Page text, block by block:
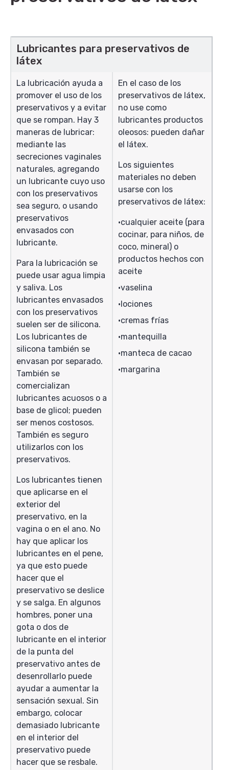
Lubricantes para preservativos de
látex
La lubricación ayuda a
promover el uso de los
preservativos y a evitar
que se rompan. Hay 3
maneras de lubricar:
mediante las
secreciones vaginales
naturales, agregando
un lubricante cuyo uso
con los preservativos
sea seguro, o usando
preservativos
envasados con
lubricante.
Para la lubricación se
puede usar agua limpia
y saliva. Los
lubricantes envasados
con los preservativos
suelen ser de silicona.
Los lubricantes de
silicona también se
envasan por separado.
También se
comercializan
lubricantes acuosos o a
base de glicol; pueden
ser menos costosos.
También es seguro
utilizarlos con los
preservativos.
Los lubricantes tienen
que aplicarse en el
exterior del
preservativo, en la
vagina o en el ano. No
hay que aplicar los
lubricantes en el pene,
ya que esto puede
hacer que el
preservativo se deslice
y se salga. En algunos
hombres, poner una
gota o dos de
lubricante en el interior
de la punta del
preservativo antes de
desenrollarlo puede
ayudar a aumentar la
sensación sexual. Sin
embargo, colocar
demasiado lubricante
en el interior del
preservativo puede
hacer que se resbale.
En el caso de los
preservativos de látex,
no use como
lubricantes productos
oleosos: pueden dañar
el látex.
Los siguientes
materiales no deben
usarse con los
preservativos de látex:
cualquier aceite (para
cocinar, para niños, de
coco, mineral) o
productos hechos con
aceite
vaselina
lociones
cremas frías
mantequilla
manteca de cacao
margarina